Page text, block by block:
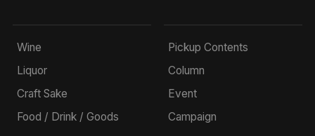
Wine
Liquor
Craft Sake
Food / Drink / Goods
Pickup Contents
Column
Event
Campaign